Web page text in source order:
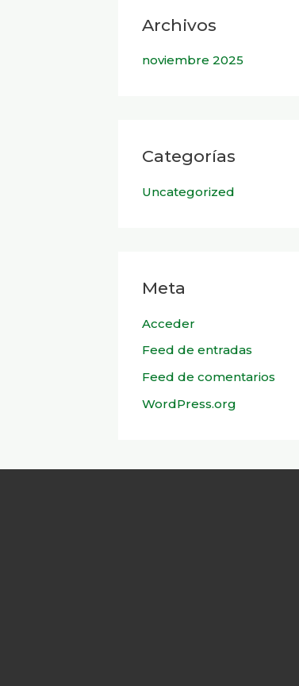
Archivos
noviembre 2025
Categorías
Uncategorized
Meta
Acceder
Feed de entradas
Feed de comentarios
WordPress.org